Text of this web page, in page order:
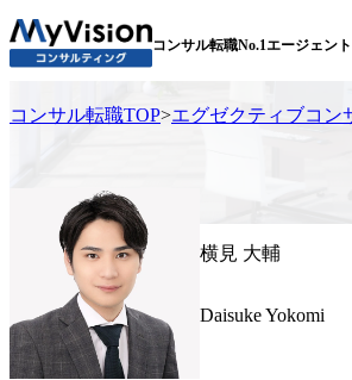
コンサル転職No.1エージェント
コンサル転職TOP>エグゼクティブコン
横見 大輔
Daisuke Yokomi